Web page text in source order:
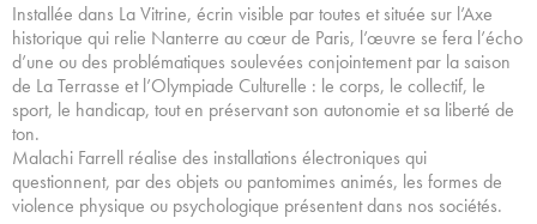
Installée dans La Vitrine, écrin visible par toutes et située sur l’Axe
historique qui relie Nanterre au cœur de Paris, l’œuvre se fera l’écho
d’une ou des problématiques soulevées conjointement par la saison
de La Terrasse et l’Olympiade Culturelle : le corps, le collectif, le
sport, le handicap, tout en préservant son autonomie et sa liberté de
ton.
Malachi Farrell réalise des installations électroniques qui
questionnent, par des objets ou pantomimes animés, les formes de
violence physique ou psychologique présentent dans nos sociétés.